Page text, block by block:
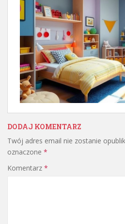
DODAJ KOMENTARZ
Twój adres email nie zostanie
oznaczone *
Komentarz *